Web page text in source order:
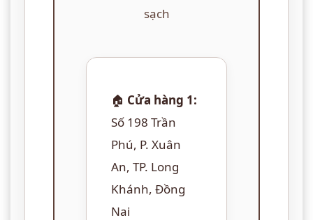
sạch
🏠 Cửa hàng 1:
Số 198 Trần
Phú, P. Xuân
An, TP. Long
Khánh, Đồng
Nai